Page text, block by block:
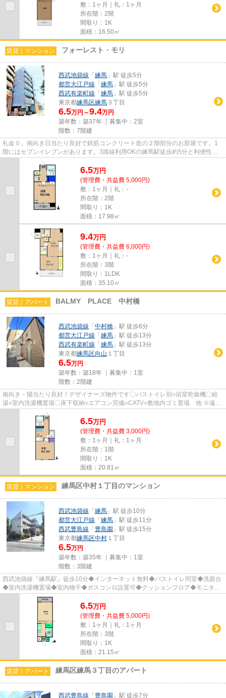
敷：1ヶ月｜礼：1ヶ月
所在階：2階
間取り：1K
面積：16.50㎡
賃貸｜マンション フォーレスト・モリ
西武池袋線 「 練馬 」駅 徒歩5分
都営大江戸線 「 練馬 」駅 徒歩5分
西武有楽町線 「 練馬 」駅 徒歩5分
東京都練馬区練馬 ３丁目
6.5万円～9.4万円
築年数：築37年 ｜募集中： 2室
階数：7階建
礼金０。南向き日当たり良好で鉄筋コンクリート造の２階部分のお部屋です。1
階にはセブンイレブンがあります。3路線利用OKの練馬駅徒歩約5分と利便性
良。池袋まで約6分、東京29分、渋...
6.5万円
(管理費・共益費 5,000円)
敷：1ヶ月｜礼：-
所在階：2階
間取り：1K
面積：17.98㎡
9.4万円
(管理費・共益費 6,000円)
敷：1ヶ月｜礼：-
所在階：3階
間取り：1LDK
面積：35.10㎡
賃貸｜アパート BALMY PLACE 中村橋
西武池袋線 「 中村橋 」駅 徒歩6分
都営大江戸線 「 練馬 」駅 徒歩13分
西武有楽町線 「 練馬 」駅 徒歩13分
東京都練馬区向山 １丁目
6.5万円
築年数：築18年 ｜募集中： 1室
階数：2階建
南向き・陽当たり良好！デザイナーズ物件です〇バストイレ別○浴室乾燥機〇給
湯○室内洗濯機置場〇床下収納○エアコン完備○CATV○敷地内ゴミ置場 他 ※遠方
にお住まいなど現地内見困難な方...
6.5万円
(管理費・共益費 3,000円)
敷：1ヶ月｜礼：1ヶ月
所在階：1階
間取り：1K
面積：20.81㎡
賃貸｜マンション 練馬区中村１丁目のマンション
西武池袋線 「 練馬 」駅 徒歩10分
都営大江戸線 「 練馬 」駅 徒歩11分
西武豊島線 「 豊島園 」駅 徒歩15分
東京都練馬区中村 １丁目
6.5万円
築年数：築35年 ｜募集中： 1室
階数：3階建
西武池袋線『練馬駅』徒歩10分◆インターネット無料◆バストイレ同室◆洗面台
◆室内洗濯機置場◆室内物干◆ガスコンロ設置可◆クッションフロア◆モニタ付
インタホン◆宅配BOX◆最上階◆CATV／BS...
6.5万円
(管理費・共益費 5,000円)
敷：1ヶ月｜礼：1ヶ月
所在階：3階
間取り：1K
面積：21.15㎡
賃貸｜アパート 練馬区練馬３丁目のアパート
西武豊島線 「 豊島園 」駅 徒歩7分